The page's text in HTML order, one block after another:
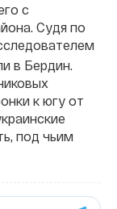
с
Судя по
в Бердин.
к югу от
под чьим